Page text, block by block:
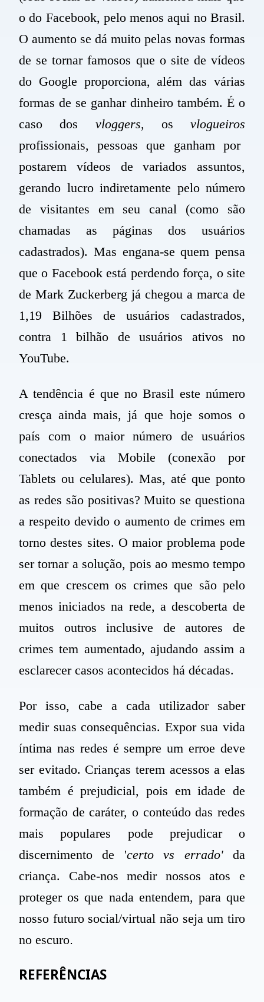
o do Facebook, pelo menos aqui no Brasil.
O aumento se dá muito pelas novas formas
de se tornar famosos que o site de vídeos
do Google proporciona, além das várias
formas de se ganhar dinheiro também. É o
caso dos vloggers, os vlogueiros
profissionais, pessoas que ganham por
postarem vídeos de variados assuntos,
gerando lucro indiretamente pelo número
de visitantes em seu canal (como são
chamadas as páginas dos usuários
cadastrados). Mas engana-se quem pensa
que o Facebook está perdendo força, o site
de Mark Zuckerberg já chegou a marca de
1,19 Bilhões de usuários cadastrados,
contra 1 bilhão de usuários ativos no
YouTube.
A tendência é que no Brasil este número
cresça ainda mais, já que hoje somos o
país com o maior número de usuários
conectados via Mobile (conexão por
Tablets ou celulares). Mas, até que ponto
as redes são positivas? Muito se questiona
a respeito devido o aumento de crimes em
torno destes sites. O maior problema pode
ser tornar a solução, pois ao mesmo tempo
em que crescem os crimes que são pelo
menos iniciados na rede, a descoberta de
muitos outros inclusive de autores de
crimes tem aumentado, ajudando assim a
esclarecer casos acontecidos há décadas.
Por isso, cabe a cada utilizador saber
medir suas consequências. Expor sua vida
íntima nas redes é sempre umerroe deve
ser evitado. Crianças terem acessos a elas
também é prejudicial, pois em idade de
formação de caráter, o conteúdo das redes
mais populares pode prejudicar o
discernimento de 'certovs errado'da
criança. Cabe-nos medir nossos atos e
proteger os que nada entendem, para que
nosso futuro social/virtualnão seja um tiro
no escuro.
REFERÊNCIAS